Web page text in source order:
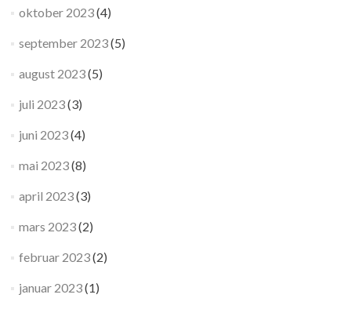
oktober 2023(4)
september 2023(5)
august 2023(5)
juli 2023(3)
juni 2023(4)
mai 2023(8)
april 2023(3)
mars 2023(2)
februar 2023(2)
januar 2023(1)